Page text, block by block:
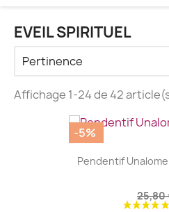
EVEIL SPIRITUEL
Affichage 1-24 de 42
Pendentif
25,80
-5%